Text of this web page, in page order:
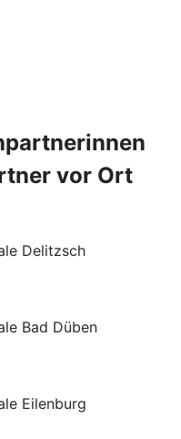
vor Ort
Delitzsch
Bad Düben
Eilenburg